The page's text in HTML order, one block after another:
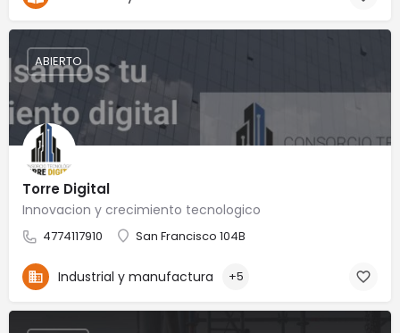
Torre Digital
Innovacion y crecimiento tecnologico
4774117910 San Francisco 104B
ABIERTO
Industrial y manufactura +5